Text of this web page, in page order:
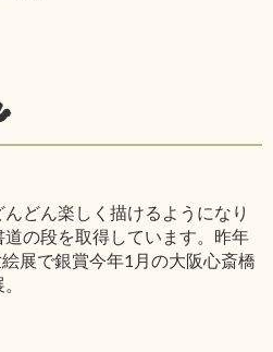
どん楽しく描けるようになり
の段を取得しています。昨年
展で銀賞今年1月の大阪心斎橋